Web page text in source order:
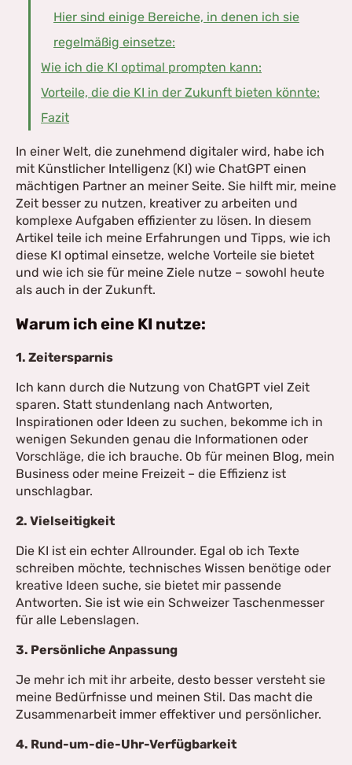
Hier sind einige Bereiche, in denen ich sie
regelmäßig einsetze:
Wie ich die KI optimal prompten kann:
Vorteile, die die KI in der Zukunft bieten könnte:
Fazit
In einer Welt, die zunehmend digitaler wird, habe ich
mit Künstlicher Intelligenz (KI) wie ChatGPT einen
mächtigen Partner an meiner Seite. Sie hilft mir, meine
Zeit besser zu nutzen, kreativer zu arbeiten und
komplexe Aufgaben effizienter zu lösen. In diesem
Artikel teile ich meine Erfahrungen und Tipps, wie ich
diese KI optimal einsetze, welche Vorteile sie bietet
und wie ich sie für meine Ziele nutze – sowohl heute
als auch in der Zukunft.
Warum ich eine KI nutze:
1. Zeitersparnis
Ich kann durch die Nutzung von ChatGPT viel Zeit
sparen. Statt stundenlang nach Antworten,
Inspirationen oder Ideen zu suchen, bekomme ich in
wenigen Sekunden genau die Informationen oder
Vorschläge, die ich brauche. Ob für meinen Blog, mein
Business oder meine Freizeit – die Effizienz ist
unschlagbar.
2. Vielseitigkeit
Die KI ist ein echter Allrounder. Egal ob ich Texte
schreiben möchte, technisches Wissen benötige oder
kreative Ideen suche, sie bietet mir passende
Antworten. Sie ist wie ein Schweizer Taschenmesser
für alle Lebenslagen.
3. Persönliche Anpassung
Je mehr ich mit ihr arbeite, desto besser versteht sie
meine Bedürfnisse und meinen Stil. Das macht die
Zusammenarbeit immer effektiver und persönlicher.
4. Rund-um-die-Uhr-Verfügbarkeit